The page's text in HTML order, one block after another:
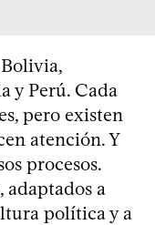
y Perú. Cada
pero existen
atención. Y
procesos.
a
política y a